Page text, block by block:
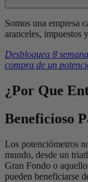
Somos una empresa
aranceles, impuestos
Desbloquea 8
compra de un
¿Por Que
Beneficioso
Los potenciómetros
mundo, desde un
Gran Fondo o
pueden beneficiarse